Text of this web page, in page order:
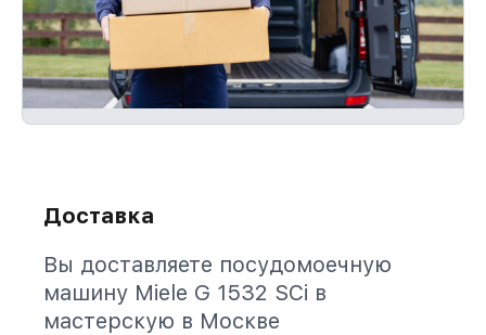
Доставка
Вы доставляете посудомоечную
машину Miele G 1532 SCi в
мастерскую в Москве